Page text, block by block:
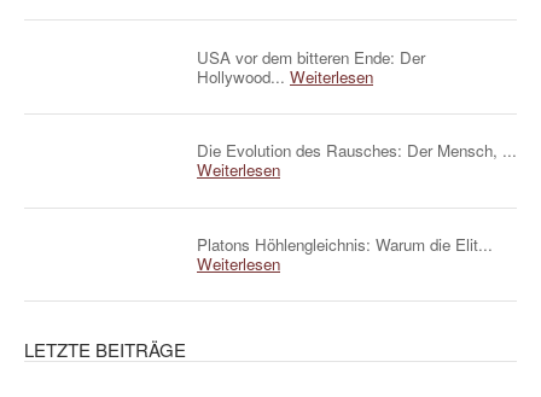
USA vor dem bitteren Ende: Der
Hollywood... Weiterlesen
Die Evolution des Rausches: Der Mensch, ...
Weiterlesen
Platons Höhlengleichnis: Warum die Elit...
Weiterlesen
LETZTE BEITRÄGE